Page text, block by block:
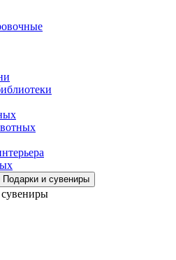
Подарки и сувениры